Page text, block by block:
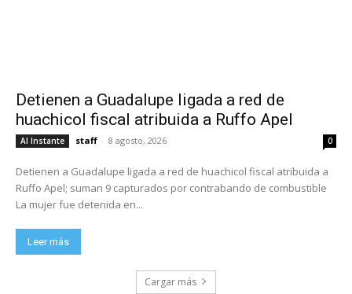
Detienen a Guadalupe ligada a red de
huachicol fiscal atribuida a Ruffo Apel
Al Instante staff - 8 agosto, 2026 0
Detienen a Guadalupe ligada a red de huachicol fiscal atribuida a
Ruffo Apel; suman 9 capturados por contrabando de combustible
La mujer fue detenida en...
Leer más
Cargar más